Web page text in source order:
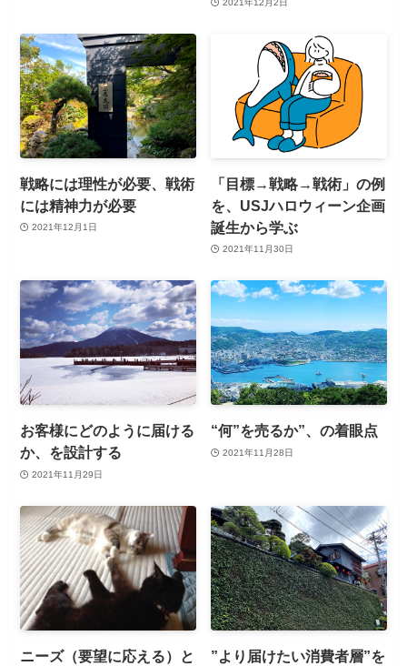
戦略には理性が必要、戦術
には精神力が必要
2021年12月1日
「目標→戦略→戦術」の例
を、USJハロウィーン企画
誕生から学ぶ
2021年11月30日
お客様にどのように届ける
か、を設計する
2021年11月29日
“何”を売るか”、の着眼点
2021年11月28日
ニーズ（要望に応える）と
”より届けたい消費者層”を